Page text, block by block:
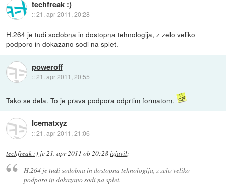
techfreak :)
::21. apr 2011, 20:28
H.264 je tudi sodobna in dostopna tehnologija, z zelo veliko
podporo in dokazano sodi na splet.
poweroff
::21. apr 2011, 20:55
Tako se dela. To je prava podpora odprtim formatom.
Icematxyz
::21. apr 2011, 21:06
techfreak :) je21. apr 2011 ob 20:28izjavil:
H.264 je tudi sodobna in dostopna tehnologija, z zelo veliko
podporo in dokazano sodi na splet.